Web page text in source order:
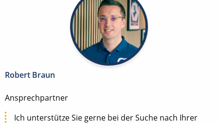
Robert Braun
Ansprechpartner
Ich unterstütze Sie gerne bei der Suche nach Ihrer